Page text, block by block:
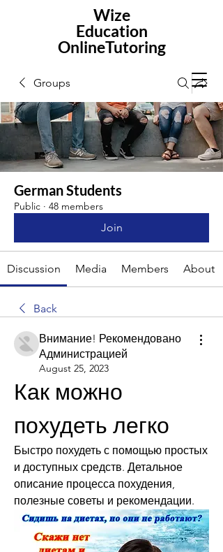
Wize
Education
OnlineTutoring
Groups
German Students
Public · 48 members
Join
Discussion Media Members About
Back
Внимание! Рекомендовано
Администрацией
August 25, 2023
Как можно
похудеть легко
Быстро похудеть с помощью простых
и доступных средств. Детальное
описание процесса похудения,
полезные советы и рекомендации.